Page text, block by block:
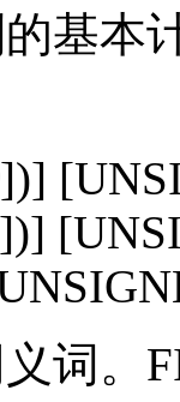
基本
])]
])]
词。